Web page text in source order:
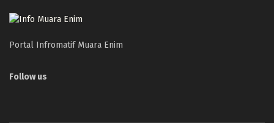
Portal Infromatif Muara Enim
Follow us